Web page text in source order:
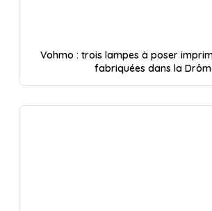
Vohmo : trois lampes à poser
fabriquées dans la